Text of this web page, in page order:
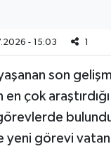
- 15:03 1
son
en çok
yeni görevi